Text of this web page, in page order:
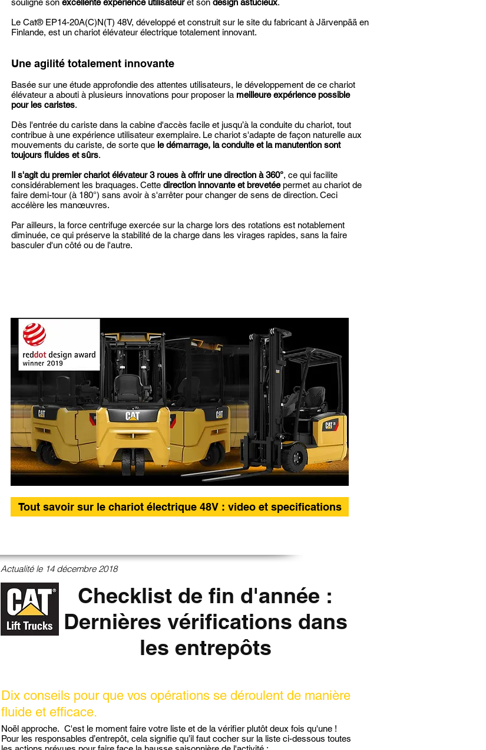
souligné son excellente expérience utilisateuret son design astucieux.
Le Cat® EP14-20A(C)N(T) 48V, développé et construit sur le site du fabricant à Järvenpää en
Finlande, est un chariot élévateur électrique totalement innovant.
Une agilité totalement innovante
Basée sur une étude approfondie des attentes utilisateurs, le développement de ce chariot
élévateur a abouti à plusieurs innovations pour proposer la meilleure expérience possible
pour les caristes.
Dès l'entrée du cariste dans la cabine d'accès facile et jusqu’à la conduite du chariot, tout
contribue à une expérience utilisateur exemplaire. Le chariot s'adapte de façon naturelle aux
mouvements du cariste, de sorte que le démarrage, la conduite et la manutention sont
toujours fluides et sûrs.
Il s'agit du premier chariot élévateur 3 roues à offrir une direction à 360°, ce qui facilite
considérablement les braquages. Cette direction innovante et brevetéepermet au chariot de
faire demi-tour (à 180°) sans avoir à s'arrêter pour changer de sens de direction. Ceci
accélère les manœuvres.
Par ailleurs, la force centrifuge exercée sur la charge lors des rotations est notablement
diminuée, ce qui préserve la stabilité de la charge dans les virages rapides, sans la faire
basculer d'un côté ou de l'autre.
Tout savoir sur le chariot électrique 48V : video et specifications
Actualité le 14 décembre 2018
Checklist de fin d'année :
Dernières vérifications dans
les entrepôts
Noël approche. C'est le moment faire votre liste et de la vérifier plutôt deux fois qu'une !
Pour les responsables d’entrepôt, cela signifie qu’il faut cocher sur la liste ci-dessous toutes
Dix conseils pour que vos opérations se déroulent de manière
fluide et efficace.